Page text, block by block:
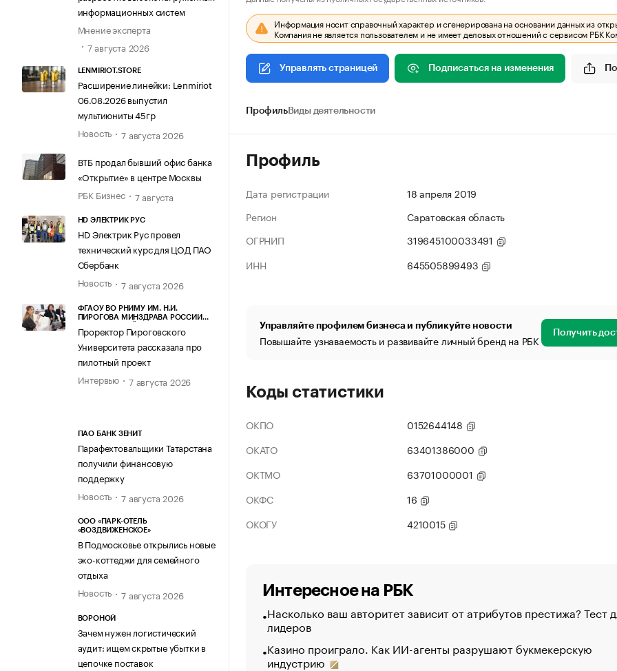
информационных систем
Мнение эксперта
7 августа 2026
LENMIRIOT.STORE
Расширение линейки: Lenmiriot
06.08.2026 выпустил
мультиюниты 45гр
Новость
7 августа 2026
ВТБ продал бывший офис банка
«Открытие» в центре Москвы
РБК Бизнес
7 августа
HD ЭЛЕКТРИК РУС
HD Электрик Рус провел
технический курс для ЦОД ПАО
Сбербанк
Новость
7 августа 2026
ФГАОУ ВО РНИМУ ИМ. Н.И.
ПИРОГОВА МИНЗДРАВА РОССИИ
Проректор Пироговского
Университета рассказала про
пилотный проект
Интервью
7 августа 2026
ПАО БАНК ЗЕНИТ
Парафехтовальщики Татарстана
получили финансовую
поддержку
Новость
7 августа 2026
ООО «ПАРК-ОТЕЛЬ
«ВОЗДВИЖЕНСКОЕ»
В Подмосковье открылись новые
эко-коттеджи для семейного
отдыха
Новость
7 августа 2026
ВОРОНОЙ
Зачем нужен логистический
аудит: ищем скрытые убытки в
цепочке поставок
Информация носит справочный характер и сгенерирована на основании данных из
Компания не является пользователем и не имеет деловых отношений с сервисом РБК
Управлять страницей Подписаться на изменения
ПрофильВиды деятельности
Профиль
Дата регистрации
18 апреля 2019
Регион
Саратовская область
ОГРНИП
319645100033491
ИНН
645505899493
Управляйте профилем бизнеса и публикуйте новости
Повышайте узнаваемость и развивайте личный бренд на РБК Получить
Коды статистики
ОКПО
0152644148
ОКАТО
63401386000
ОКТМО
63701000001
ОКФС
16
ОКОГУ
4210015
Интересное на РБК
Насколько ваш авторитет зависит от атрибутов престижа? Тест
лидеров
Казино проиграло. Как ИИ-агенты разрушают букмекерскую
индустрию